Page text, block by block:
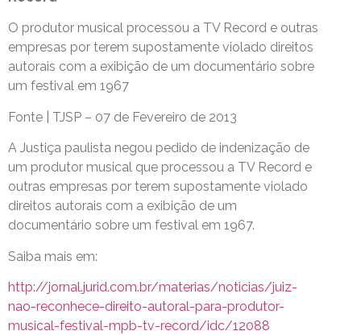
O produtor musical processou a TV Record e outras
empresas por terem supostamente violado direitos
autorais com a exibição de um documentário sobre
um festival em 1967
Fonte | TJSP – 07 de Fevereiro de 2013
A Justiça paulista negou pedido de indenização de
um produtor musical que processou a TV Record e
outras empresas por terem supostamente violado
direitos autorais com a exibição de um
documentário sobre um festival em 1967.
Saiba mais em:
http://jornal.jurid.com.br/materias/noticias/juiz-
nao-reconhece-direito-autoral-para-produtor-
musical-festival-mpb-tv-record/idc/12088